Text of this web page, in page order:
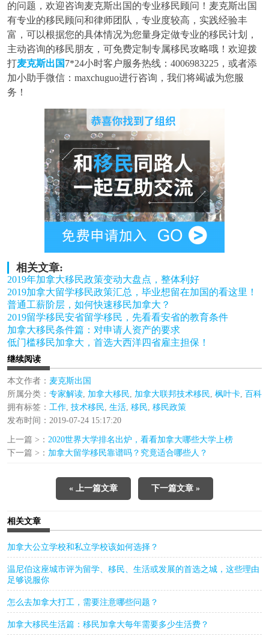
的问题，欢迎咨询麦克斯出国的专业移民顾问！麦克斯出国
有专业的移民顾问和律师团队，专业度较高，实践经验丰
富，可以根据您的具体情况为您量身定做专业的移民计划，
主动咨询的移民朋友，可免费定制专属移民攻略哦！欢迎拨
打麦克斯出国7*24小时客户服务热线：4006983225，或者添
加小助手微信：maxchuguo进行咨询，我们将竭诚为您服
务！
相关文章:
2019年加拿大移民政策变动大盘点，整体利好
2019加拿大留学移民政策汇总，毕业想留在加国的看这里！
普通工薪阶层，如何快速移民加拿大？
2019留学移民安省留学移民，先看看安省的教育条件
加拿大移民条件篇：对申请人资产的要求
低门槛移民加拿大，首选大西洋四省雇主担保！
继续阅读
本文作者： 麦克斯出国
所属分类： 专家解读, 加拿大移民, 加拿大联邦技术移民, 枫叶卡, 百科
拥有标签： 工作, 技术移民, 生活, 移民, 移民政策
发布时间：2019-07-24 15:17:20
上一篇 >： 2020世界大学排名出炉，看看加拿大哪些大学上榜
下一篇 >： 加拿大留学移民靠谱吗？究竟适合哪些人？
« 上一篇文章 下一篇文章 »
相关文章
加拿大公立学校和私立学校该如何选择？
温尼伯这座城市评为留学、移民、生活或发展的首选之城，这些理由
足够说服你
怎么去加拿大打工，需要注意哪些问题？
加拿大移民生活篇：移民加拿大每年需要多少生活费？